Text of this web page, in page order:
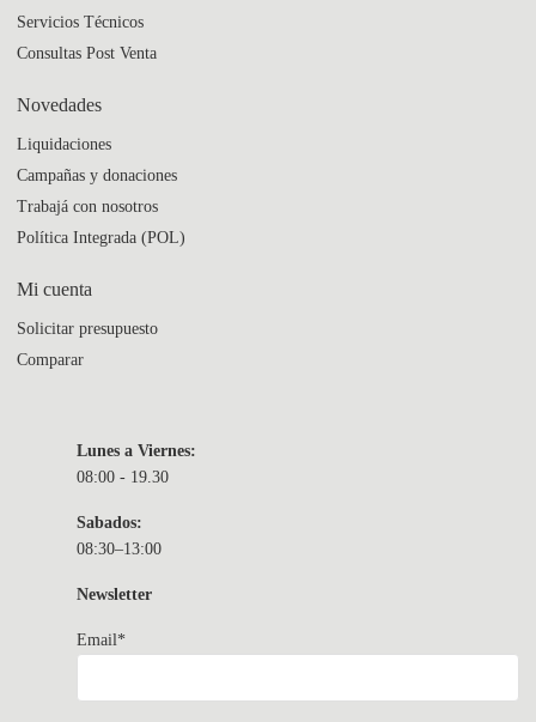
Servicios Técnicos
Consultas Post Venta
Novedades
Liquidaciones
Campañas y donaciones
Trabajá con nosotros
Política Integrada (POL)
Mi cuenta
Solicitar presupuesto
Comparar
Lunes a Viernes:
08:00 - 19.30
Sabados:
08:30–13:00
Newsletter
Email*